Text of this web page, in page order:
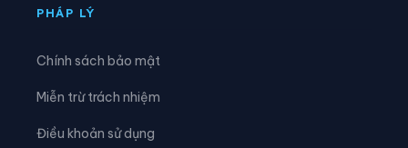
Xã Hiền Kiệt
PHÁP LÝ
Chính sách bảo mật
Miễn trừ trách nhiệm
Điều khoản sử dụng